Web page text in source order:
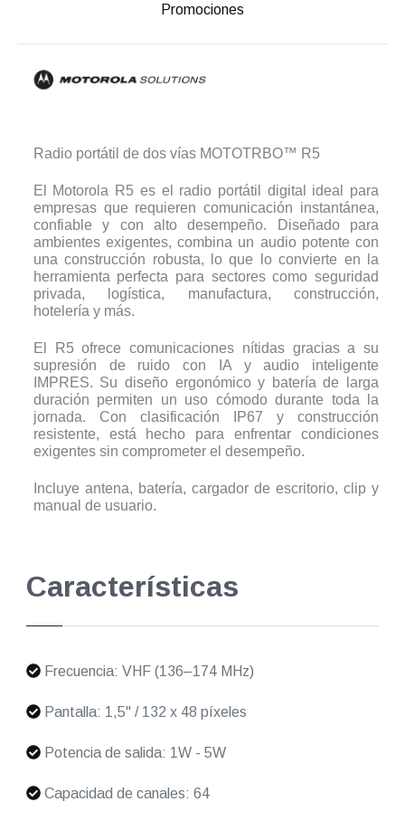
Promociones
Radio portátil de dos vías MOTOTRBO™ R5
El Motorola R5 es el radio portátil digital ideal para
empresas que requieren comunicación instantánea,
confiable y con alto desempeño. Diseñado para
ambientes exigentes, combina un audio potente con
una construcción robusta, lo que lo convierte en la
herramienta perfecta para sectores como seguridad
privada, logística, manufactura, construcción,
hotelería y más.
El R5 ofrece comunicaciones nítidas gracias a su
supresión de ruido con IA y audio inteligente
IMPRES. Su diseño ergonómico y batería de larga
duración permiten un uso cómodo durante toda la
jornada. Con clasificación IP67 y construcción
resistente, está hecho para enfrentar condiciones
exigentes sin comprometer el desempeño.
Incluye antena, batería, cargador de escritorio, clip y
manual de usuario.
Características
Frecuencia: VHF (136–174 MHz)
Pantalla: 1,5" / 132 x 48 píxeles
Potencia de salida: 1W - 5W
Capacidad de canales: 64